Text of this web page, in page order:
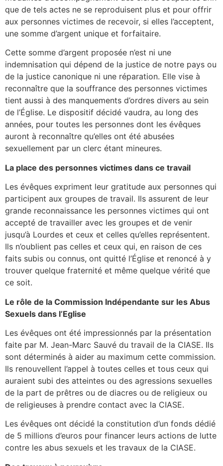
que de tels actes ne se reproduisent plus et pour offrir
aux personnes victimes de recevoir, si elles l’acceptent,
une somme d’argent unique et forfaitaire.
Cette somme d’argent proposée n’est ni une
indemnisation qui dépend de la justice de notre pays ou
de la justice canonique ni une réparation. Elle vise à
reconnaître que la souffrance des personnes victimes
tient aussi à des manquements d’ordres divers au sein
de l’Église. Le dispositif décidé vaudra, au long des
années, pour toutes les personnes dont les évêques
auront à reconnaître qu’elles ont été abusées
sexuellement par un clerc étant mineures.
La place des personnes victimes dans ce travail
Les évêques expriment leur gratitude aux personnes qui
participent aux groupes de travail. Ils assurent de leur
grande reconnaissance les personnes victimes qui ont
accepté de travailler avec les groupes et de venir
jusqu’à Lourdes et ceux et celles qu’elles représentent.
Ils n’oublient pas celles et ceux qui, en raison de ces
faits subis ou connus, ont quitté l’Église et renoncé à y
trouver quelque fraternité et même quelque vérité que
ce soit.
Le rôle de la Commission Indépendante sur les Abus
Sexuels dans l’Eglise
Les évêques ont été impressionnés par la présentation
faite par M. Jean-Marc Sauvé du travail de la CIASE. Ils
sont déterminés à aider au maximum cette commission.
Ils renouvellent l’appel à toutes celles et tous ceux qui
auraient subi des atteintes ou des agressions sexuelles
de la part de prêtres ou de diacres ou de religieux ou
de religieuses à prendre contact avec la CIASE.
Les évêques ont décidé la constitution d’un fonds dédié
de 5 millions d’euros pour financer leurs actions de lutte
contre les abus sexuels et les travaux de la CIASE.